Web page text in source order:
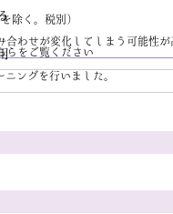
除く。税別）
わせが変化してしまう可能性が
ら をご覧ください
ングを行いました。